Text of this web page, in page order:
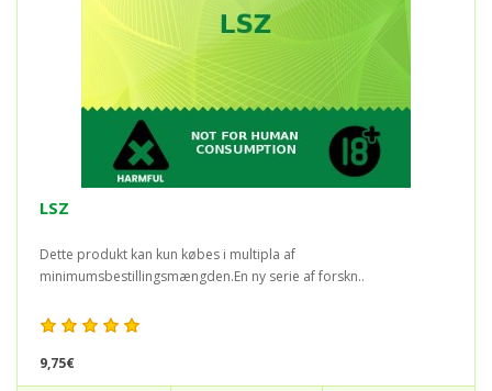
LSZ
Dette produkt kan kun købes i multipla af
minimumsbestillingsmængden.En ny serie af forskn..
9,75€